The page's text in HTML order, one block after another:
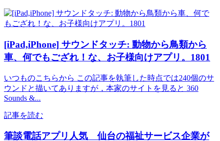
[iPad,iPhone] サウンドタッチ: 動物から鳥類から
車、何でもござれ！な、お子様向けアプリ。1801
いつものこちらから この記事を執筆した時点では240個のサ
ウンドと描いてありますが，本家のサイトを見ると 360
Sounds &...
記事を読む
筆談電話アプリ人気 仙台の福祉サービス企業が